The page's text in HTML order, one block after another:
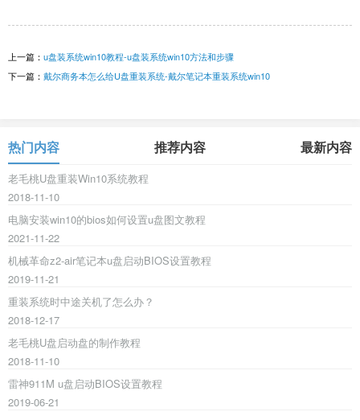
上一篇： u盘装系统win10教程-u盘装系统win10方法和步骤
下一篇： 戴尔商务本怎么给U盘重装系统-戴尔笔记本重装系统win10
热门内容 推荐内容 最新内容
老毛桃U盘重装Win10系统教程
2018-11-10
电脑安装win10的bios如何设置u盘图文教程
2021-11-22
机械革命z2-air笔记本u盘启动BIOS设置教程
2019-11-21
重装系统时中途关机了怎么办？
2018-12-17
老毛桃U盘启动盘的制作教程
2018-11-10
雷神911M u盘启动BIOS设置教程
2019-06-21